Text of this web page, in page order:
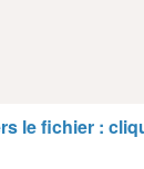
le fichier :